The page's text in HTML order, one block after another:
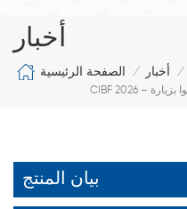
أخبار
الصفحة الرئيسية / أخبار /
بيان المنتج